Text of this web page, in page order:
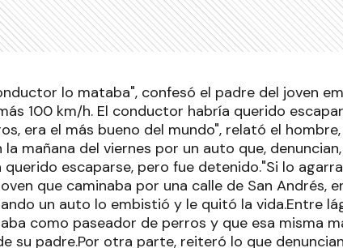
lo mataba", confesó el padre del joven
100 km/h. El conductor habría querido
era el más bueno del mundo", relató el
mañana del viernes por un auto que,
escaparse, pero fue detenido."Si lo
que caminaba por una calle de San Andrés,
un auto lo embistió y le quitó la vida.Entre
como paseador de perros y que esa misma
su padre.Por otra parte, reiteró lo que